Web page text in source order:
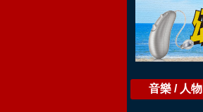
音樂 / 人物